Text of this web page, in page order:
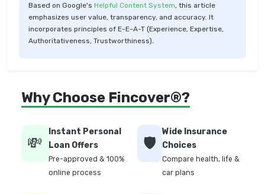
Based on Google's Helpful Content System, this article
emphasizes user value, transparency, and accuracy. It
incorporates principles of E-E-A-T (Experience, Expertise,
Authoritativeness, Trustworthiness).
Why Choose Fincover®?
💸
Instant Personal
Loan Offers
Pre-approved & 100%
online process
🛡️
Wide Insurance
Choices
Compare health, life &
car plans